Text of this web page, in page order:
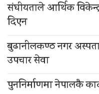
संघीयताले आर्थिक
दिएन
बुढानीलकण्ठ नगर
उपचार सेवा
पुननिर्माणमा नेपालकै